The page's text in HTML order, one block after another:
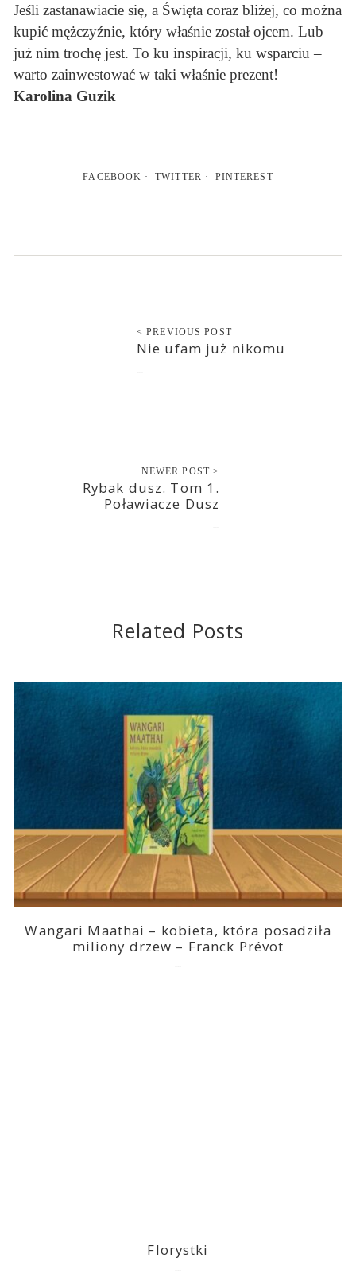
Jeśli zastanawiacie się, a Święta coraz bliżej, co można
kupić mężczyźnie, który właśnie został ojcem. Lub
już nim trochę jest. To ku inspiracji, ku wsparciu –
warto zainwestować w taki właśnie prezent!
Karolina Guzik
FACEBOOK TWITTER PINTEREST
< PREVIOUS POST
Nie ufam już nikomu
NEWER POST >
Rybak dusz. Tom 1.
Poławiacze Dusz
Related Posts
Wangari Maathai – kobieta, która posadziła
miliony drzew – Franck Prévot
Florystki